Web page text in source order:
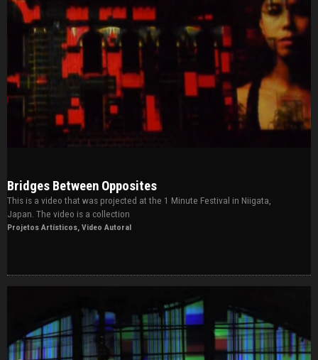
Bridges Between Opposites
This is a video that was projected at the 1 Minute Festival in Niigata,
Japan. The video is a collection
Projetos Artísticos, Video Autoral